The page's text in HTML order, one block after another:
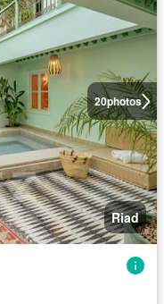
20photos
Riad